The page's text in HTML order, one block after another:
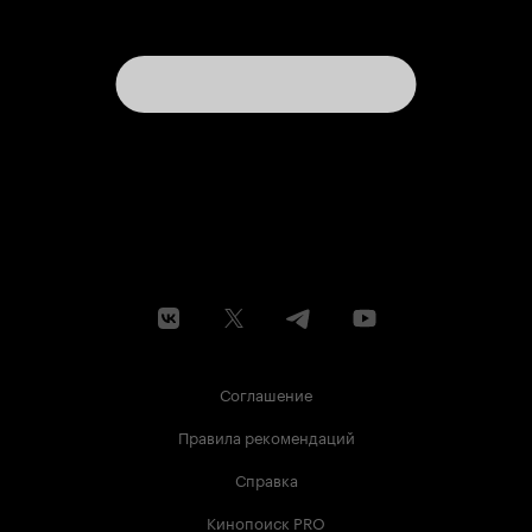
насчёт исполнителя. То, что «Джонни» (клип,
обе «альтернативки») держится исключительно
на актёрском таланте Николая Фоменко – для
Соглашение
Правила рекомендаций
Справка
Кинопоиск PRO